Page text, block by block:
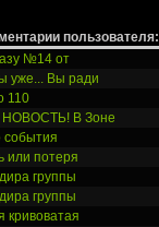
пользователя:
№14 от
уже... Вы ради
110
В Зоне
события
или потеря
группы
группы
кривоватая